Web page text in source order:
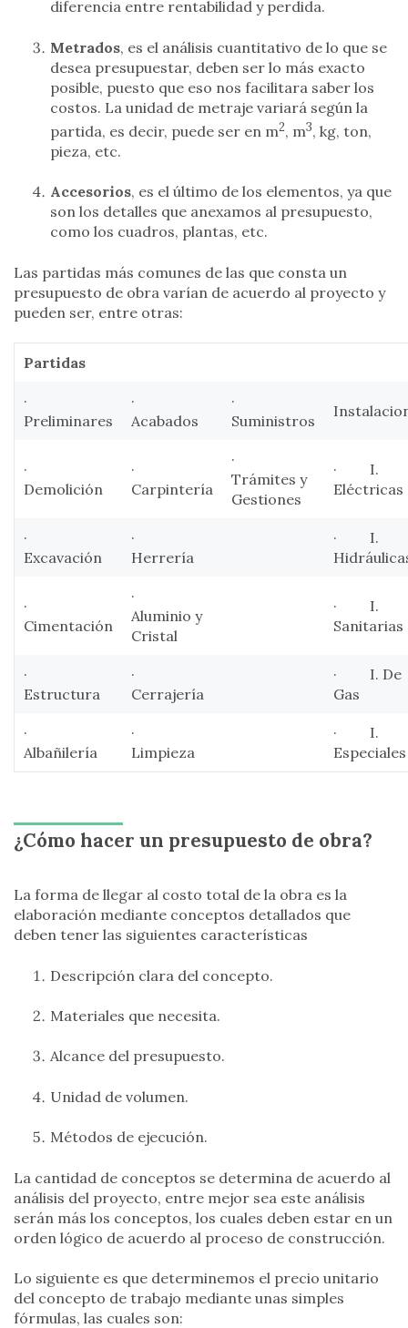
diferencia entre rentabilidad y perdida.
Metrados, es el análisis cuantitativo de lo que se
desea presupuestar, deben ser lo más exacto
posible, puesto que eso nos facilitara saber los
costos. La unidad de metraje variará según la
partida, es decir, puede ser en m2, m3, kg, ton,
pieza, etc.
Accesorios, es el último de los elementos, ya que
son los detalles que anexamos al presupuesto,
como los cuadros, plantas, etc.
Las partidas más comunes de las que consta un
presupuesto de obra varían de acuerdo al proyecto y
pueden ser, entre otras:
Partidas
·
Preliminares
·
Acabados
·
Suministros
·
Demolición
·
Carpintería
·
Trámites y
Gestiones
· I.
Eléctricas
·
Excavación
·
Herrería
· I.
·
Cimentación
·
Aluminio y
Cristal
· I.
Sanitarias
·
Estructura
·
Cerrajería
· I. De
Gas
·
Albañilería
·
Limpieza
· I.
Especiales
¿Cómo hacer un presupuesto de obra?
La forma de llegar al costo total de la obra es la
elaboración mediante conceptos detallados que
deben tener las siguientes características
Descripción clara del concepto.
Materiales que necesita.
Alcance del presupuesto.
Unidad de volumen.
Métodos de ejecución.
La cantidad de conceptos se determina de acuerdo al
análisis del proyecto, entre mejor sea este análisis
serán más los conceptos, los cuales deben estar en un
orden lógico de acuerdo al proceso de construcción.
Lo siguiente es que determinemos el precio unitario
del concepto de trabajo mediante unas simples
fórmulas, las cuales son: